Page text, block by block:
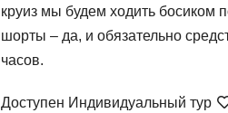
круиз мы будем ходить босиком
шорты – да, и обязательно
часов.
Доступен Индивидуальный тур